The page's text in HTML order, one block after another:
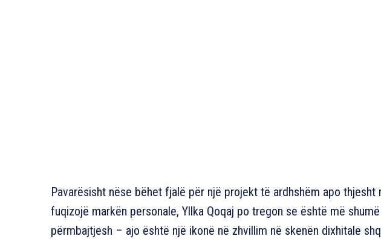
Pavarësisht nëse bëhet fjalë për një projekt të ardhshëm apo thjesht
fuqizojë markën personale, Yllka Qoqaj po tregon se është më
përmbajtjesh – ajo është një ikonë në zhvillim në skenën dixhitale